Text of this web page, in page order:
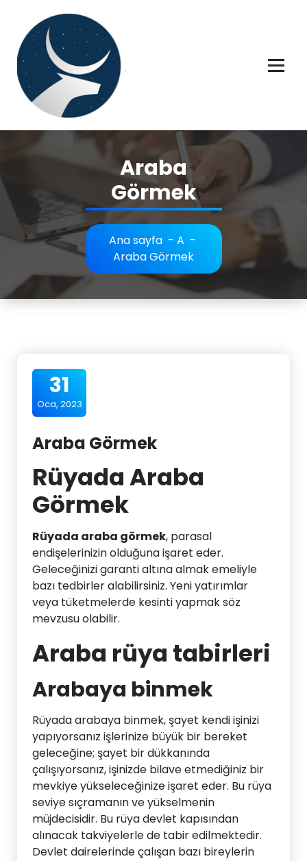
Araba
Görmek
Ana sayfa- A -
Araba Görmek
31
Oca, 2023
Araba Görmek
Rüyada Araba
Görmek
Rüyada araba görmek, parasal
endişelerinizin olduğuna işaret eder.
Geleceğinizi garanti altına almak emeliyle
bazı tedbirler alabilirsiniz. Yeni yatırımlar
veya tüketmelerde kesinti yapmak söz
mevzusu olabilir.
Araba rüya tabirleri
Arabaya binmek
Rüyada arabaya binmek, şayet kendi işinizi
yapıyorsanız işlerinize büyük bir bereket
geleceğine; şayet bir dükkanında
çalışıyorsanız, işinizde bilave etmediğiniz bir
mevkiye yükseleceğinize işaret eder. Bu rüya
seviye sıçramanın ve yükselmenin
müjdecisidir. Bu rüya devlet kapısından
alınacak takviyelerle de tabir edilmektedir.
Devlet dairelerinde çalışan bazı bireylerin